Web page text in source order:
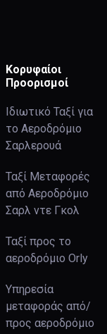
Κορυφαίοι
Προορισμοί
Ιδιωτικό Ταξί για
το Αεροδρόμιο
Σαρλερουά
Ταξί Μεταφορές
από Αεροδρόμιο
Σαρλ ντε Γκολ
Ταξί προς το
αεροδρόμιο Orly
Υπηρεσία
μεταφοράς από/
προς αεροδρόμιο